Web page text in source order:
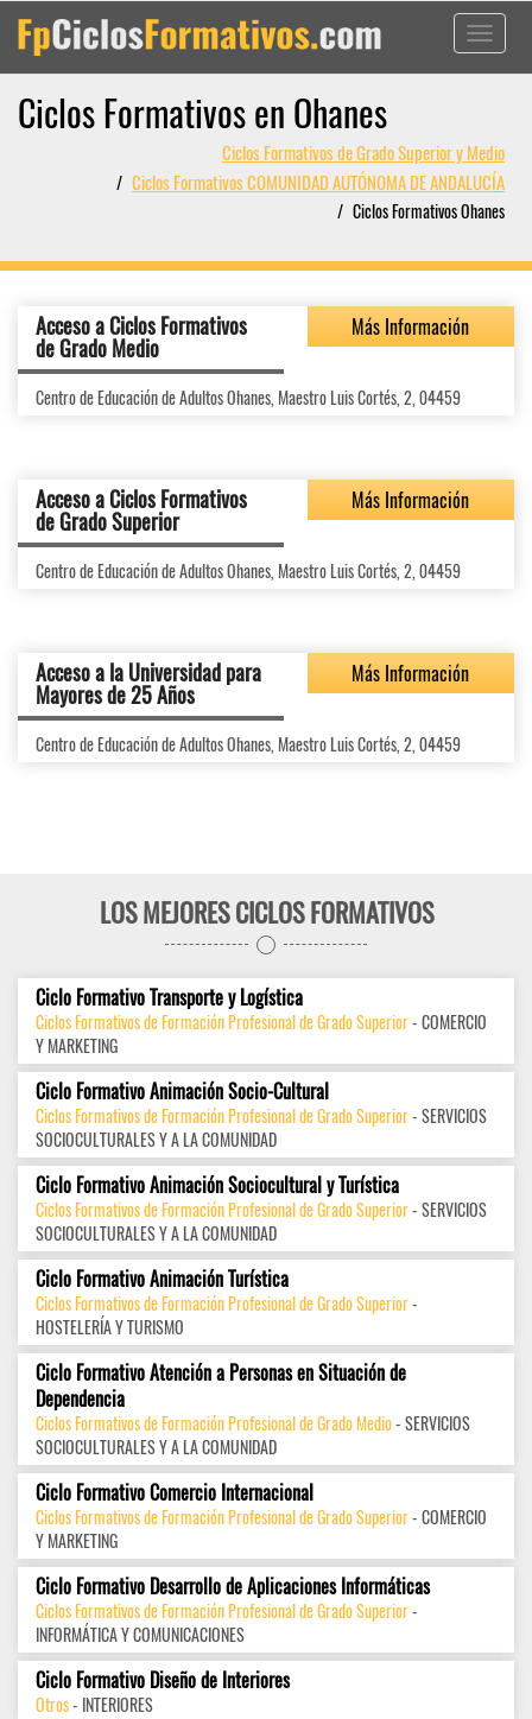
Toggle
Ciclos Formativos en Ohanes
Ciclos Formativos de Grado Superior y Medio
Ciclos Formativos COMUNIDAD AUTÓNOMA DE ANDALUCÍA
Ciclos Formativos Ohanes
Acceso a Ciclos Formativos
de Grado Medio
Más Información
Centro de Educación de Adultos Ohanes, Maestro Luis Cortés, 2, 04459
Acceso a Ciclos Formativos
de Grado Superior
Más Información
Centro de Educación de Adultos Ohanes, Maestro Luis Cortés, 2, 04459
Acceso a la Universidad para
Mayores de 25 Años
Más Información
Centro de Educación de Adultos Ohanes, Maestro Luis Cortés, 2, 04459
LOS MEJORES CICLOS FORMATIVOS
Ciclo Formativo Transporte y Logística
Ciclos Formativos de Formación Profesional de Grado Superior- COMERCIO
Y MARKETING
Ciclo Formativo Animación Socio-Cultural
Ciclos Formativos de Formación Profesional de Grado Superior- SERVICIOS
SOCIOCULTURALES Y A LA COMUNIDAD
Ciclo Formativo Animación Sociocultural y Turística
Ciclos Formativos de Formación Profesional de Grado Superior- SERVICIOS
SOCIOCULTURALES Y A LA COMUNIDAD
Ciclo Formativo Animación Turística
Ciclos Formativos de Formación Profesional de Grado Superior-
HOSTELERÍA Y TURISMO
Ciclo Formativo Atención a Personas en Situación de
Dependencia
Ciclos Formativos de Formación Profesional de Grado Medio- SERVICIOS
SOCIOCULTURALES Y A LA COMUNIDAD
Ciclo Formativo Comercio Internacional
Ciclos Formativos de Formación Profesional de Grado Superior- COMERCIO
Y MARKETING
Ciclo Formativo Desarrollo de Aplicaciones Informáticas
Ciclos Formativos de Formación Profesional de Grado Superior-
INFORMÁTICA Y COMUNICACIONES
Ciclo Formativo Diseño de Interiores
Otros- INTERIORES